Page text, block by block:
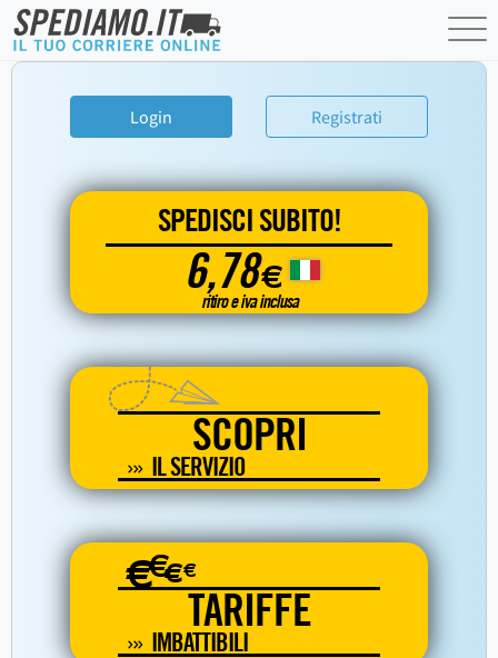
Login Registrati
SPEDISCI SUBITO!
6,78€
ritiro e iva inclusa
SCOPRI
IL SERVIZIO
€€€€
TARIFFE
IMBATTIBILI